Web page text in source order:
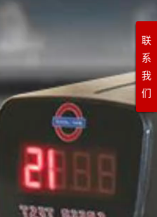
联
系
我
们